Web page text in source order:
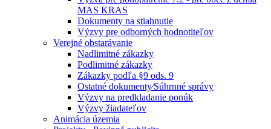
MAS KRAS
Dokumenty na stiahnutie
Výzvy pre odborných hodnotiteľov
Verejné obstarávanie
Nadlimitné zákazky
Podlimitné zákazky
Zákazky podľa §9 ods. 9
Ostatné dokumenty⁄Súhrnné správy
Výzvy na predkladanie ponúk
Výzvy žiadateľov
Animácia územia